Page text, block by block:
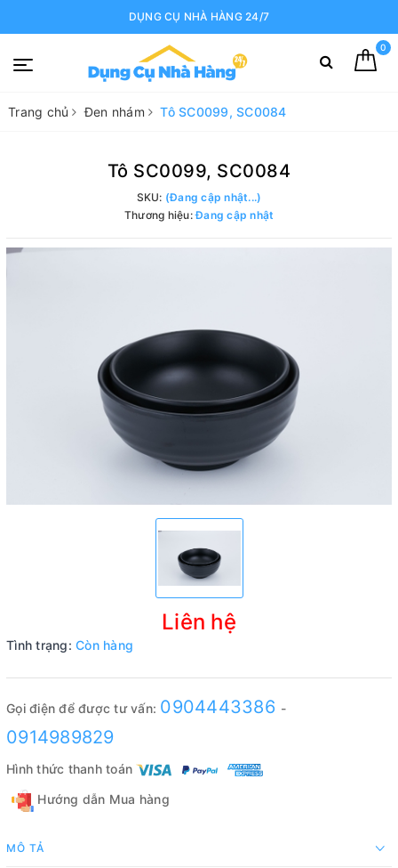
DỤNG CỤ NHÀ HÀNG 24/7
0
Trang chủ Đen nhám Tô SC0099, SC0084
Tô SC0099, SC0084
SKU: (Đang cập nhật...)
Thương hiệu:Đang cập nhật
Liên hệ
Tình trạng: Còn hàng
Gọi điện để được tư vấn: 0904443386 -
0914989829
Hình thức thanh toán
Hướng dẫn Mua hàng
MÔ TẢ